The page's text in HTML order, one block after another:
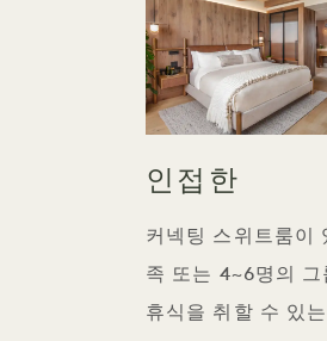
인접한
커넥팅 스위트룸이
족 또는 4~6명의 그
휴식을 취할 수 있